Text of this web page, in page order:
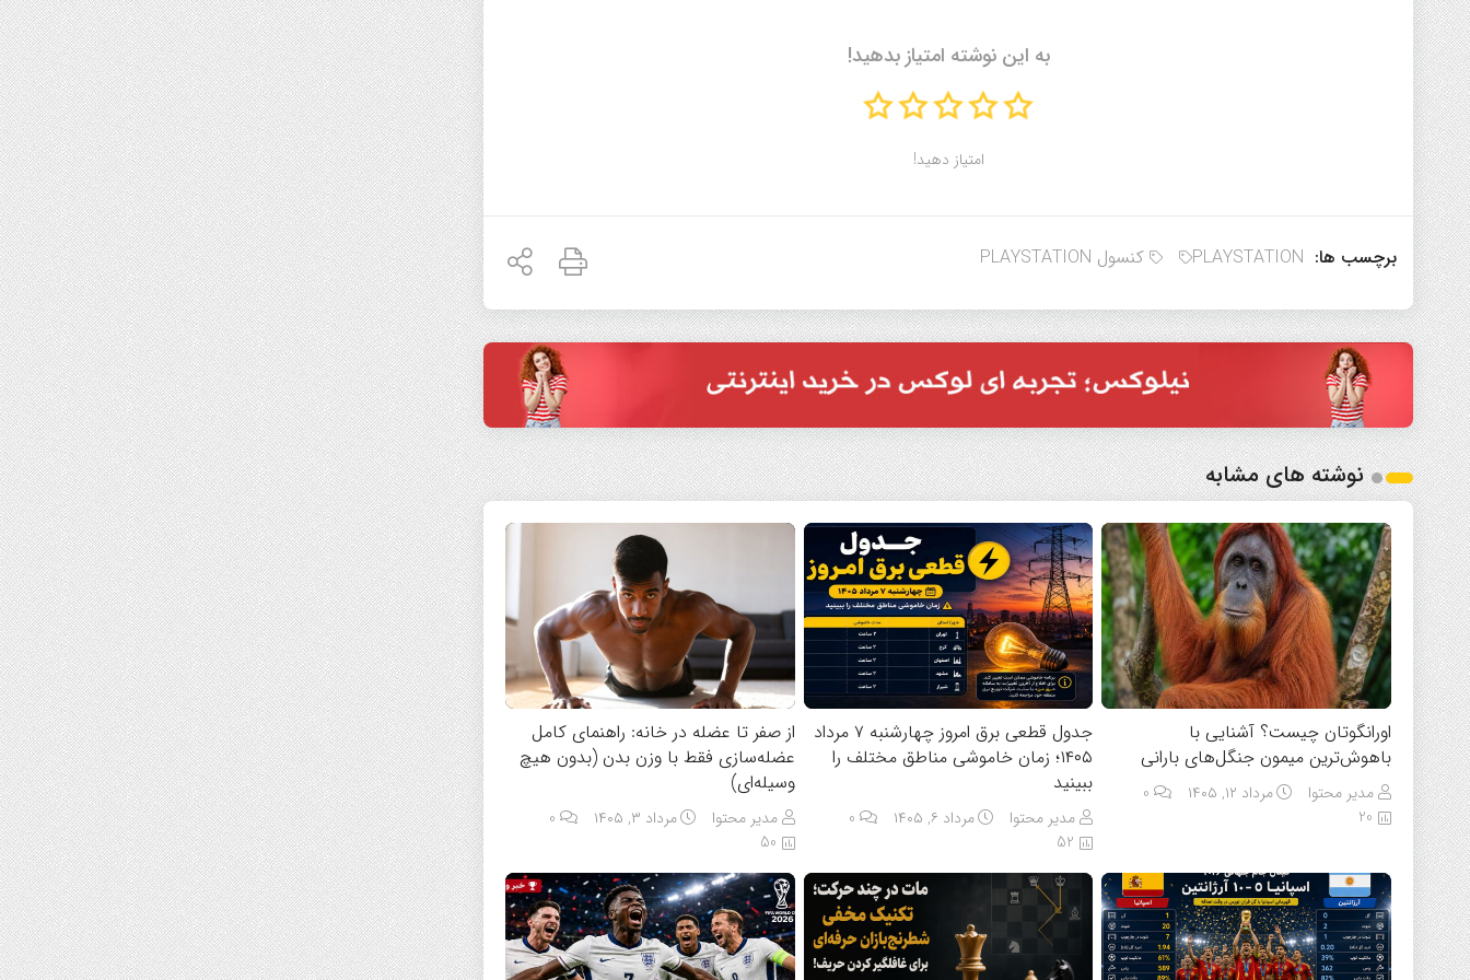
به این نوشته امتیاز بدهید!
امتیاز دهید!
برچسب ها: PLAYSTATION کنسول PLAYSTATION
نوشته های مشابه
اورانگوتان چیست؟ آشنایی با
باهوش‌ترین میمون جنگل‌های بارانی
مدیر محتوا مرداد ۱۲, ۱۴۰۵
20
جدول قطعی برق امروز چهارشنبه ۷ مرداد
۱۴۰۵؛ زمان خاموشی مناطق مختلف را
ببینید
مدیر محتوا مرداد ۶, ۱۴۰۵
0
52
از صفر تا عضله در خانه: راهنمای کامل
عضله‌سازی فقط با وزن بدن (بدون هیچ
وسیله‌ای)
مدیر محتوا مرداد ۳, ۱۴۰۵
50